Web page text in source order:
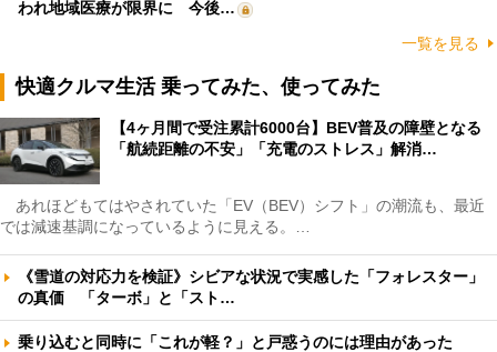
われ地域医療が限界に 今後…
一覧を見る
快適クルマ生活 乗ってみた、使ってみた
【4ヶ月間で受注累計6000台】BEV普及の障壁となる
「航続距離の不安」「充電のストレス」解消…
あれほどもてはやされていた「EV（BEV）シフト」の潮流も、最近
では減速基調になっているように見える。…
《雪道の対応力を検証》シビアな状況で実感した「フォレスター」
の真価 「ターボ」と「スト…
乗り込むと同時に「これが軽？」と戸惑うのには理由があった